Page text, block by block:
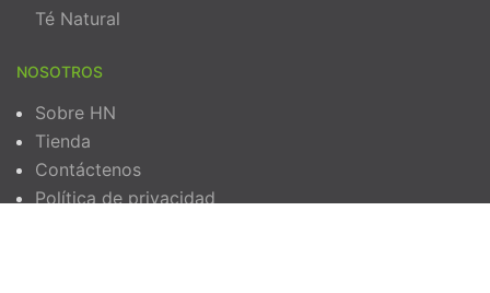
Té Natural
NOSOTROS
Sobre HN
Tienda
Contáctenos
Política de privacidad